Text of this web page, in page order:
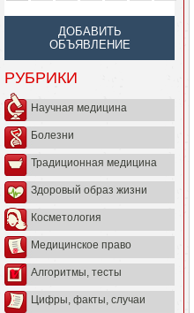
ДОБАВИТЬ
ОБЪЯВЛЕНИЕ
РУБРИКИ
Научная медицина
Болезни
Традиционная медицина
Здоровый образ жизни
Косметология
Медицинское право
Алгоритмы, тесты
Цифры, факты, случаи